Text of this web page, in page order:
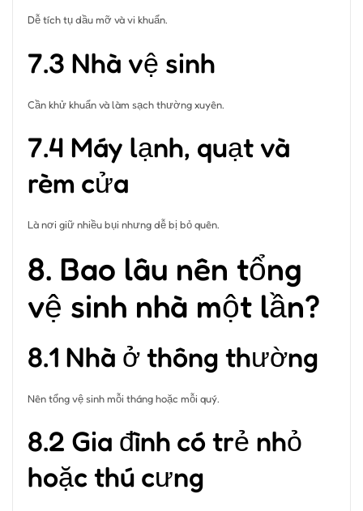
Dễ tích tụ dầu mỡ và vi khuẩn.
7.3 Nhà vệ sinh
Cần khử khuẩn và làm sạch thường xuyên.
7.4 Máy lạnh, quạt và
rèm cửa
Là nơi giữ nhiều bụi nhưng dễ bị bỏ quên.
8. Bao lâu nên tổng
vệ sinh nhà một lần?
8.1 Nhà ở thông thường
Nên tổng vệ sinh mỗi tháng hoặc mỗi quý.
8.2 Gia đình có trẻ nhỏ
hoặc thú cưng